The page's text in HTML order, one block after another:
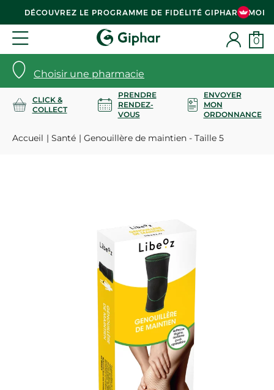
DÉCOUVREZ LE PROGRAMME DE FIDÉLITÉ GIPHAR & MOI
Choisir une pharmacie
0
CLICK &
COLLECT
PRENDRE
RENDEZ-
VOUS
ENVOYER
MON
ORDONNANCE
Accueil Santé Genouillère de maintien - Taille 5